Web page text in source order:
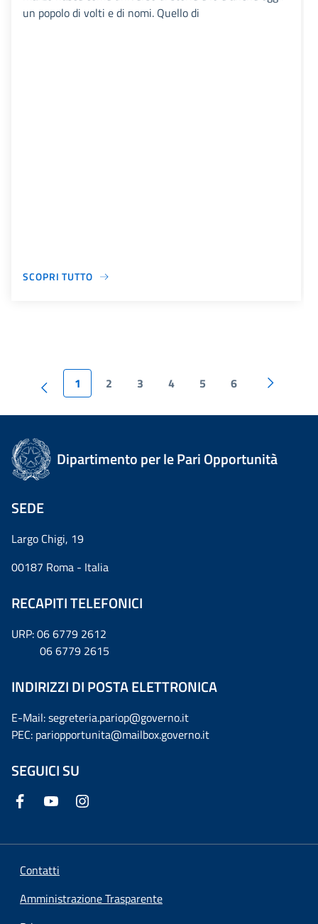
un popolo di volti e di nomi. Quello di
SCOPRI TUTTO
1 2 3 4 5 6
Dipartimento per le Pari Opportunità
SEDE
Largo Chigi, 19
00187 Roma - Italia
RECAPITI TELEFONICI
URP: 06 6779 2612
06 6779 2615
INDIRIZZI DI POSTA ELETTRONICA
E-Mail: segreteria.pariop@governo.it
PEC: pariopportunita@mailbox.governo.it
SEGUICI SU
Contatti
Amministrazione Trasparente